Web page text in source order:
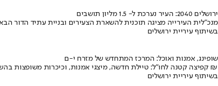
ירושלים 2040: העיר נערכת ל- 1.5 מליון תושבים
מנכ"לית העירייה מציגה תוכנית להשארת הצעירים ובניית עתיד הדור
בשיתוף עיריית ירושלים
שופינג, אמנות ואוכל: המרכז המתחדש של מזרח י-ם
קפיצה קטנה לחו"ל: טיילת חדשה, מיצגי אמנות, וכיכרות משופצות בהשקעה של 100 מיליון ₪
בשיתוף עיריית ירושלים